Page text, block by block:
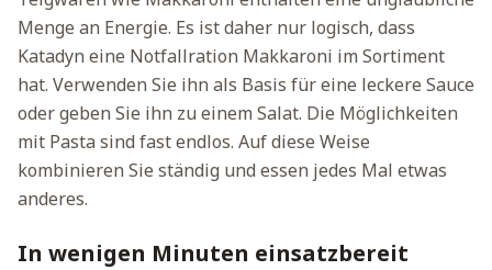
Menge an Energie. Es ist daher nur logisch, dass
Katadyn eine Notfallration Makkaroni im Sortiment
hat. Verwenden Sie ihn als Basis für eine leckere Sauce
oder geben Sie ihn zu einem Salat. Die Möglichkeiten
mit Pasta sind fast endlos. Auf diese Weise
kombinieren Sie ständig und essen jedes Mal etwas
anderes.
In wenigen Minuten einsatzbereit